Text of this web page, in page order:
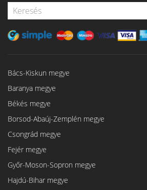
Bács-Kiskun megye
Baranya megye
Békés megye
Borsod-Abaúj-Zemplén megye
Csongrád megye
Fejér megye
Győr-Moson-Sopron megye
Hajdú-Bihar megye